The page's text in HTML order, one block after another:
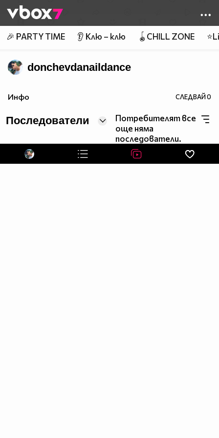
👾
🎉 PARTY TIME 👂 Клю – клю 🪀CHILL ZONE
donchevdanaildance
Инфо СЛЕДВАЙ0
Последователи
Потребителят все
още няма
последователи.